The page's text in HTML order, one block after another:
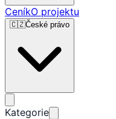
CeníkO projektu
🇨🇿České právo
Kategorie